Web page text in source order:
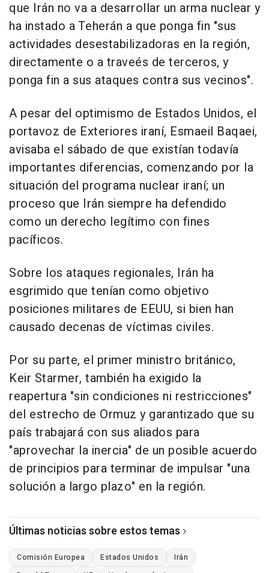
que Irán no va a desarrollar un arma nuclear y
ha instado a Teherán a que ponga fin "sus
actividades desestabilizadoras en la región,
directamente o a traveés de terceros, y
ponga fin a sus ataques contra sus vecinos".
A pesar del optimismo de Estados Unidos, el
portavoz de Exteriores iraní, Esmaeil Baqaei,
avisaba el sábado de que existían todavía
importantes diferencias, comenzando por la
situación del programa nuclear iraní; un
proceso que Irán siempre ha defendido
como un derecho legítimo con fines
pacíficos.
Sobre los ataques regionales, Irán ha
esgrimido que tenían como objetivo
posiciones militares de EEUU, si bien han
causado decenas de víctimas civiles.
Por su parte, el primer ministro británico,
Keir Starmer, también ha exigido la
reapertura "sin condiciones ni restricciones"
del estrecho de Ormuz y garantizado que su
país trabajará con sus aliados para
"aprovechar la inercia" de un posible acuerdo
de principios para terminar de impulsar "una
solución a largo plazo" en la región.
Últimas noticias sobre estos temas
Comisión Europea Estados Unidos
Irán